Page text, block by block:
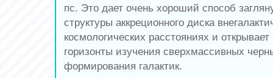
пс. Это дает очень хороший способ
структуры аккреционного диска
космологических расстояниях и
горизонты изучения сверхмассивных
формирования галактик.